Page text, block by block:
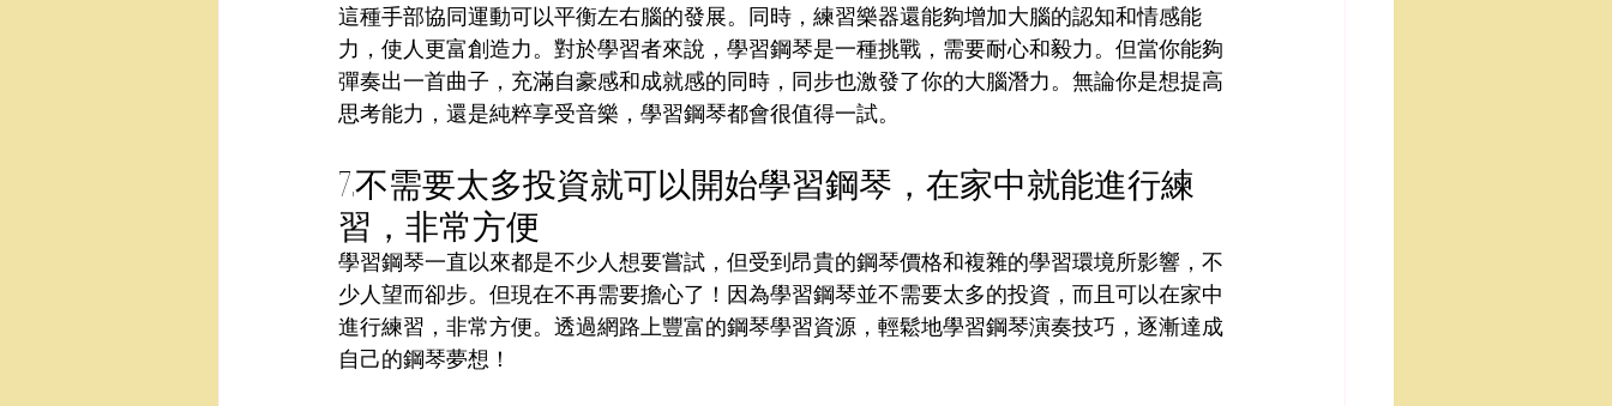
這種手部協同運動可以平衡左右腦的發展。同時，練習樂器還能夠增加大腦的認知和情感能
力，使人更富創造力。對於學習者來說，學習鋼琴是一種挑戰，需要耐心和毅力。但當你能夠
彈奏出一首曲子，充滿自豪感和成就感的同時，同步也激發了你的大腦潛力。無論你是想提高
思考能力，還是純粹享受音樂，學習鋼琴都會很值得一試。
7.不需要太多投資就可以開始學習鋼琴，在家中就能進行練
習，非常方便
學習鋼琴一直以來都是不少人想要嘗試，但受到昂貴的鋼琴價格和複雜的學習環境所影響，不
少人望而卻步。但現在不再需要擔心了！因為學習鋼琴並不需要太多的投資，而且可以在家中
進行練習，非常方便。透過網路上豐富的鋼琴學習資源，輕鬆地學習鋼琴演奏技巧，逐漸達成
自己的鋼琴夢想！